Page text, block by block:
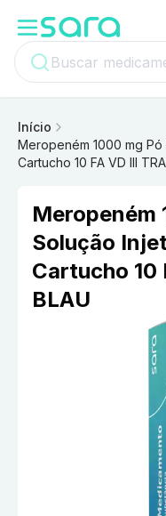
Início
Meropeném 1000 mg
Cartucho 10 FA VD III
Meropeném
Solução
Cartucho 10
BLAU